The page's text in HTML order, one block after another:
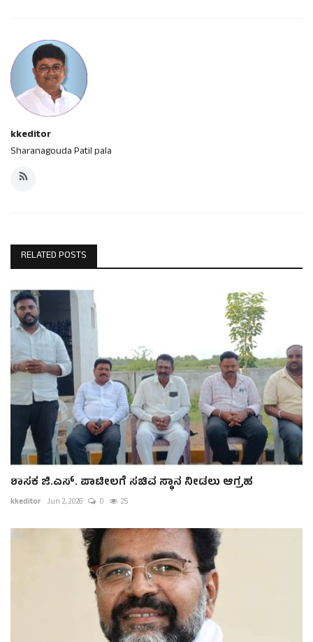
kkeditor
Sharanagouda Patil pala
RELATED POSTS
ಶಾಸಕ ಜಿ.ಎಸ್. ಪಾಟೀಲಗೆ ಸಚಿವ ಸ್ಥಾನ ನೀಡಲು ಆಗ್ರಹ
kkeditor Jun 2, 2026 0 25